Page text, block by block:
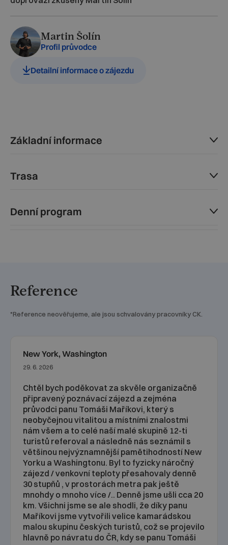
Martin Šolín
Profil průvodce
Detailní informace o zájezdu
Základní informace
Trasa
Denní program
Reference
*Reference neověřujeme, ale jsou schvalovány pracovníky CK.
New York, Washington
29. 6. 2026
Chtěl bych poděkovat za skvěle organizačně
připravený poznávací zájezd a zejména
průvodci panu Tomáši Maříkovi, který s
neobyčejnou vitalitou a místními znalostmi
nám všem a to celé naší malé skupině 12-ti
turistů referoval a následně nás seznámil s
většinou nejvýznamnější pamětihodností New
Yorku a Washingtonu. Byl to fyzicky náročný
zájezd / venkovní teploty přesahovaly denně
30 stupňů , v prostorách metra pak ještě
mnohdy o mnoho více /.. Denně jsme ušli cca 20
km. Všichni jsme se ale shodli, že díky panu
Maříkovi jsme vytvořili velice kamarádskou
malou skupinu českých turistů, což se projevilo
hlavně po návratu do ČR, kdy se panu Tomáši